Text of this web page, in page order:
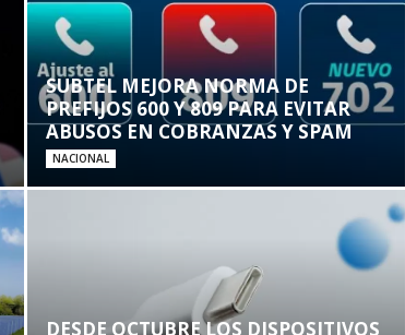
SUBTEL MEJORA NORMA DE
PREFIJOS 600 Y 809 PARA EVITAR
ABUSOS EN COBRANZAS Y SPAM
NACIONAL
DESDE OCTUBRE LOS DISPOSITIVOS